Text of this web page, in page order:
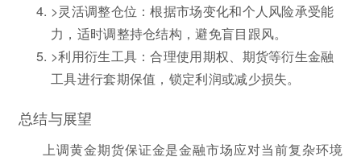
>灵活调整仓位：根据市场变化和个人风险承受能
力，适时调整持仓结构，避免盲目跟风。
>利用衍生工具：合理使用期权、期货等衍生金融
工具进行套期保值，锁定利润或减少损失。
总结与展望
上调黄金期货保证金是金融市场应对当前复杂环境